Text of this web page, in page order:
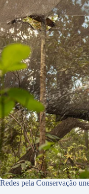
Redes pela Conservação